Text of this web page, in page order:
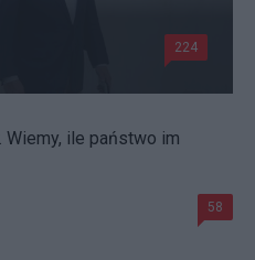
224
ile państwo im
58